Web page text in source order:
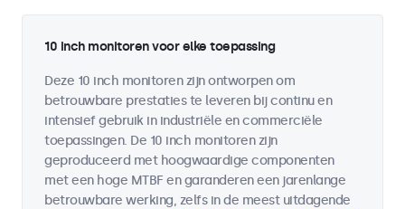
10 inch monitoren voor elke toepassing
Deze 10 inch monitoren zijn ontworpen om
betrouwbare prestaties te leveren bij continu en
intensief gebruik in industriële en commerciële
toepassingen. De 10 inch monitoren zijn
geproduceerd met hoogwaardige componenten
met een hoge MTBF en garanderen een jarenlange
betrouwbare werking, zelfs in de meest uitdagende